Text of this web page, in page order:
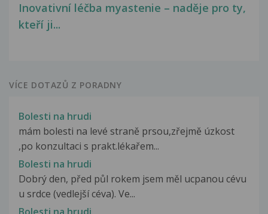
Inovativní léčba myastenie – naděje pro ty,
kteří ji...
VÍCE DOTAZŮ Z PORADNY
Bolesti na hrudi
mám bolesti na levé straně prsou,zřejmě úzkost
,po konzultaci s prakt.lékařem...
Bolesti na hrudi
Dobrý den, před půl rokem jsem měl ucpanou cévu
u srdce (vedlejší céva). Ve...